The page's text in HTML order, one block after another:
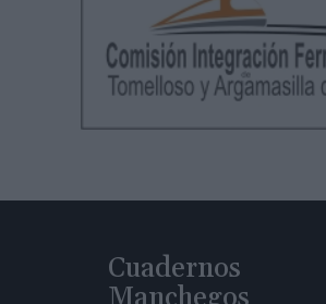
Cuadernos